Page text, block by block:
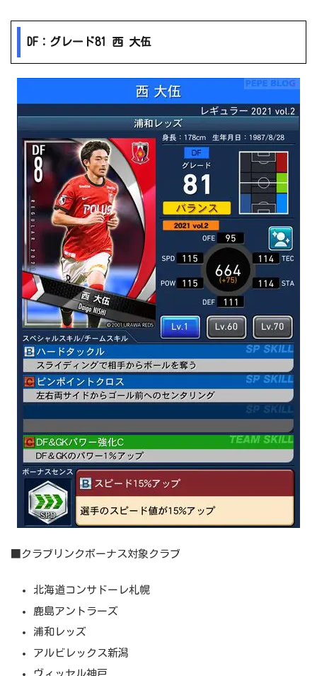
DF：グレード81 西 大伍
■クラブリンクボーナス対象クラブ
北海道コンサドーレ札幌
鹿島アントラーズ
浦和レッズ
アルビレックス新潟
ヴィッセル神戸